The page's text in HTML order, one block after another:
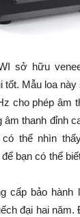
sở hữu
tốt. Mẫu loa
cho phép âm
âm thanh đỉnh
thể nhìn
bạn có thể
cấp bảo hành
đại hai